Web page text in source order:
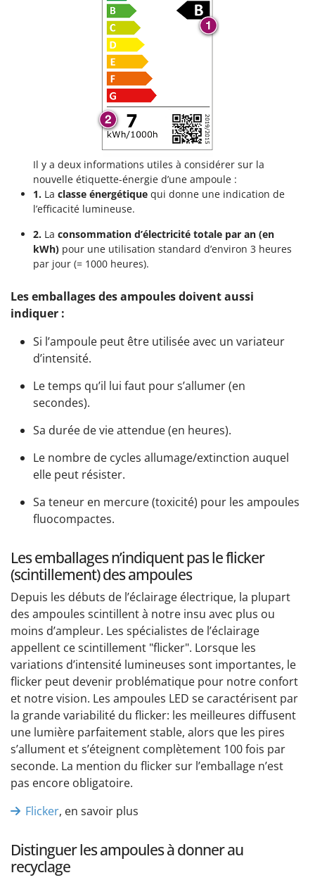
Il y a deux informations utiles à considérer sur la
nouvelle étiquette-énergie d’une ampoule :
1. La classe énergétique qui donne une indication de
l’efficacité lumineuse.
2. La consommation d’électricité totale par an (en
kWh) pour une utilisation standard d’environ 3 heures
par jour (= 1000 heures).
Les emballages des ampoules doivent aussi
indiquer :
Si l’ampoule peut être utilisée avec un variateur
d’intensité.
Le temps qu’il lui faut pour s’allumer (en
secondes).
Sa durée de vie attendue (en heures).
Le nombre de cycles allumage/extinction auquel
elle peut résister.
Sa teneur en mercure (toxicité) pour les ampoules
fluocompactes.
Les emballages n’indiquent pas le flicker
(scintillement) des ampoules
Depuis les débuts de l’éclairage électrique, la plupart
des ampoules scintillent à notre insu avec plus ou
moins d’ampleur. Les spécialistes de l’éclairage
appellent ce scintillement "flicker". Lorsque les
variations d’intensité lumineuses sont importantes, le
flicker peut devenir problématique pour notre confort
et notre vision. Les ampoules LED se caractérisent par
la grande variabilité du flicker: les meilleures diffusent
une lumière parfaitement stable, alors que les pires
s’allument et s’éteignent complètement 100 fois par
seconde. La mention du flicker sur l’emballage n’est
pas encore obligatoire.
Flicker, en savoir plus
Distinguer les ampoules à donner au
recyclage